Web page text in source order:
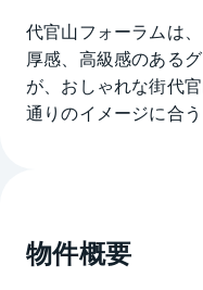
代官山フォーラムは
厚感、高級感のある
が、おしゃれな街代
通りのイメージに合
暮らしが保障されて
ショップやフレンチ
物件概要